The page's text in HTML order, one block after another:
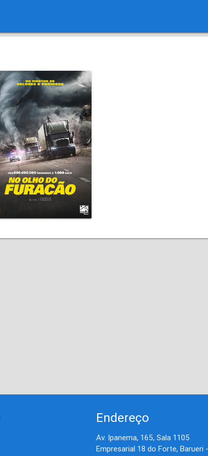
Endereço
Av. Ipanema, 165, Sala 1105
Empresarial 18 do Forte, Barueri